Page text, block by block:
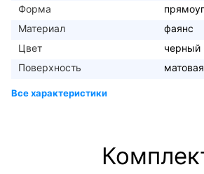
Форма
Материал
фаянс
Цвет
черный
Поверхность
матовая